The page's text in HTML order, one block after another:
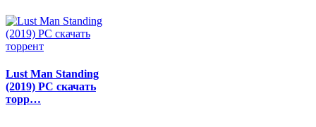
Lust Man Standing
(2019) PC скачать
торр…